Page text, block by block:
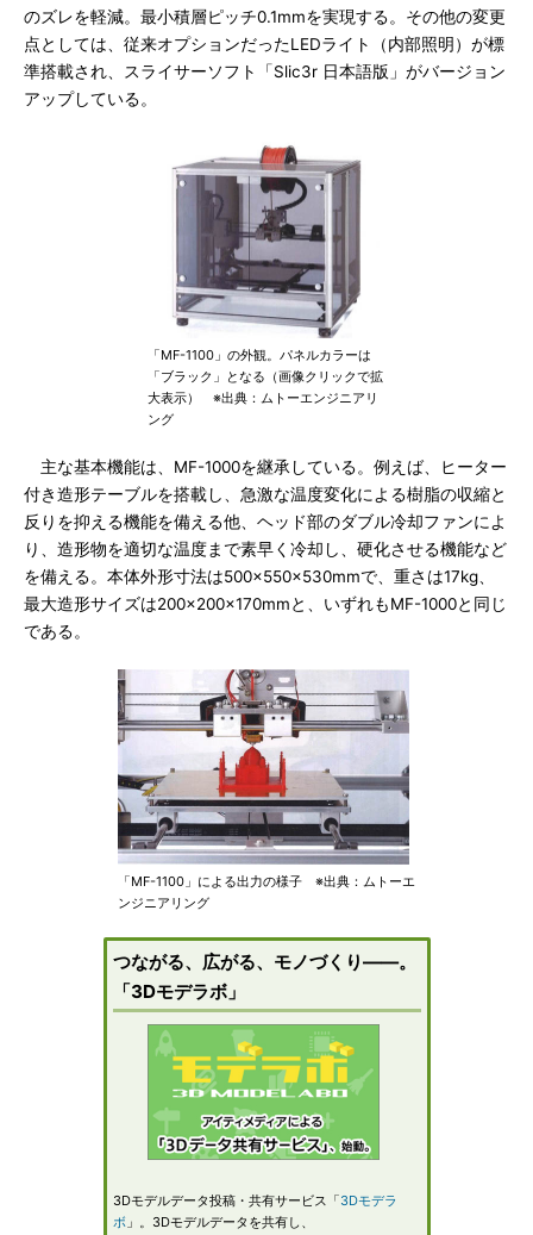
のズレを軽減。最小積層ピッチ0.1mmを実現する。その他の変更
点としては、従来オプションだったLEDライト（内部照明）が標
準搭載され、スライサーソフト「Slic3r 日本語版」がバージョン
アップしている。
「MF-1100」の外観。パネルカラーは
「ブラック」となる（画像クリックで拡
大表示） ※出典：ムトーエンジニアリ
ング
主な基本機能は、MF-1000を継承している。例えば、ヒーター
付き造形テーブルを搭載し、急激な温度変化による樹脂の収縮と
反りを抑える機能を備える他、ヘッド部のダブル冷却ファンによ
り、造形物を適切な温度まで素早く冷却し、硬化させる機能など
を備える。本体外形寸法は500×550×530mmで、重さは17kg、
最大造形サイズは200×200×170mmと、いずれもMF-1000と同じ
である。
「MF-1100」による出力の様子 ※出典：ムトーエ
ンジニアリング
つながる、広がる、モノづくり――。
「3Dモデラボ」
3Dモデルデータ投稿・共有サービス「3Dモデラ
ボ」。3Dモデルデータを共有し、